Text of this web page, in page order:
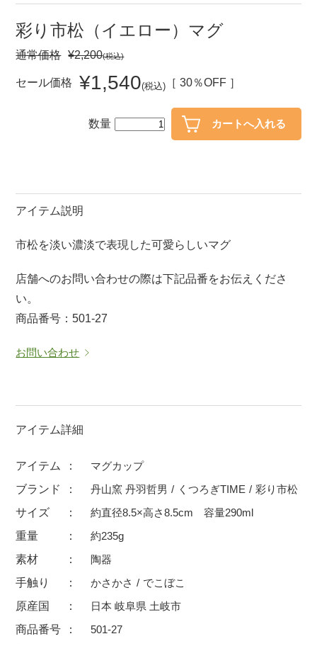
アイテム
小皿 中皿・取皿
長皿・さんま皿 付出皿
ポット 急須
マグカップ 蓋付マグ
そば千代口
小抹茶碗
箸・カトラリー
置物
むし碗
価格
500円未満
500円～ 600円～
1,500円〜 2,000円〜
5,000円～9,999円
彩り市松（イエロー）マグ
通常価格 ¥2,200(税込)
セール価格 ¥1,540(税込) ［ 30％OFF ］
数量
アイテム説明
市松を淡い濃淡で表現した可愛らしいマグ
店舗へのお問い合わせの際は下記品番をお伝えくださ
い。
商品番号：501-27
お問い合わせ
アイテム詳細
アイテム
マグカップ
ブランド
丹山窯 丹羽哲男 くつろぎTIME
彩り市松
サイズ
約直径8.5×高さ8.5cm 容量290ml
重量
約235g
素材
陶器
手触り
かさかさ
でこぼこ
原産国
日本 岐阜県 土岐市
商品番号
501-27